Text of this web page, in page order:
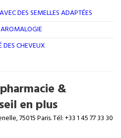
DES SEMELLES ADAPTÉES
DES CHEVEUX
&
en plus
75015 Paris. Tél: +33 1 45 77 33 30